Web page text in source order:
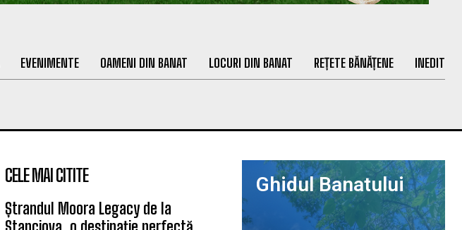
EVENIMENTE OAMENI DIN BANAT LOCURI DIN BANAT REȚETE BĂNĂȚENE INEDIT
CELE MAI CITITE
Ștrandul Moora Legacy de la
Ghidul Banatului